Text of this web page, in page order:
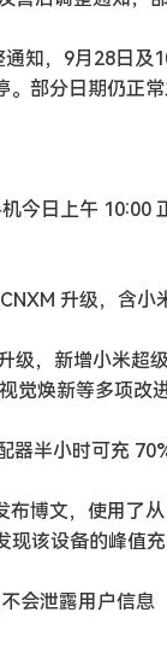
知，9月28日
。部分日期仍
今日上午
升级，含小
，新增小米超
觉焕新等多项
半小时可充
博文，使用了
该设备的峰值
会泄露用户信息